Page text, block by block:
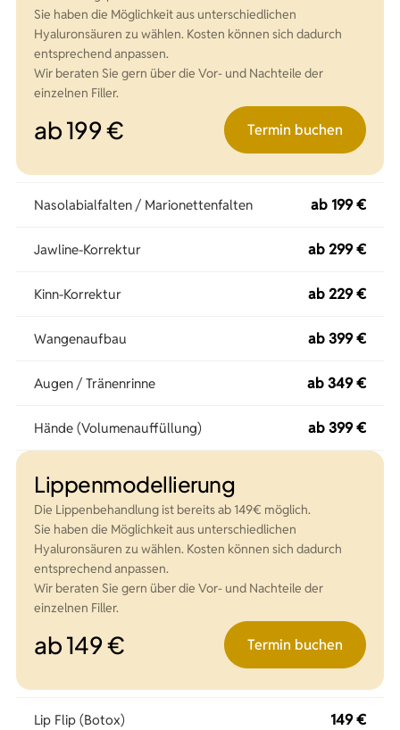
Sie haben die Möglichkeit aus unterschiedlichen
Hyaluronsäuren zu wählen. Kosten können sich dadurch
entsprechend anpassen.
Wir beraten Sie gern über die Vor- und Nachteile der
einzelnen Filler.
ab 199 € Termin buchen
Nasolabialfalten / Marionettenfalten ab 199 €
Jawline-Korrektur ab 299 €
Kinn-Korrektur ab 229 €
Wangenaufbau ab 399 €
Augen / Tränenrinne ab 349 €
Hände (Volumenauffüllung) ab 399 €
Lippenmodellierung
Die Lippenbehandlung ist bereits ab 149€ möglich.
Sie haben die Möglichkeit aus unterschiedlichen
Hyaluronsäuren zu wählen. Kosten können sich dadurch
entsprechend anpassen.
Wir beraten Sie gern über die Vor- und Nachteile der
einzelnen Filler.
ab 149 € Termin buchen
Lip Flip (Botox) 149 €